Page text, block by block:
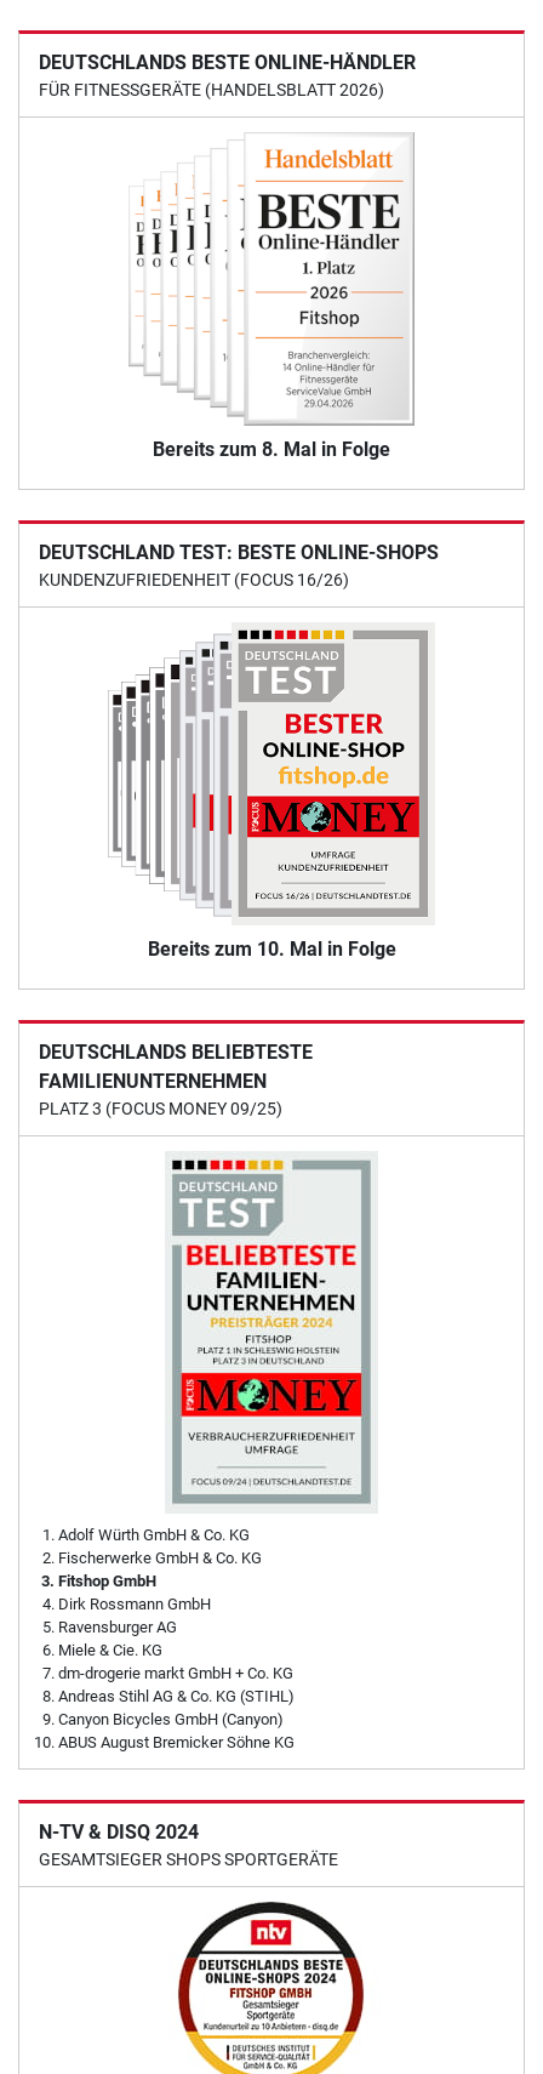
DEUTSCHLANDS BESTE ONLINE-HÄNDLER
FÜR FITNESSGERÄTE (HANDELSBLATT 2026)
Bereits zum 8. Mal in Folge
DEUTSCHLAND TEST: BESTE ONLINE-SHOPS
KUNDENZUFRIEDENHEIT (FOCUS 16/26)
Bereits zum 10. Mal in Folge
DEUTSCHLANDS BELIEBTESTE
FAMILIENUNTERNEHMEN
PLATZ 3 (FOCUS MONEY 09/25)
Adolf Würth GmbH & Co. KG
Fischerwerke GmbH & Co. KG
Fitshop GmbH
Dirk Rossmann GmbH
Ravensburger AG
Miele & Cie. KG
dm-drogerie markt GmbH + Co. KG
Andreas Stihl AG & Co. KG (STIHL)
Canyon Bicycles GmbH (Canyon)
ABUS August Bremicker Söhne KG
N-TV & DISQ 2024
GESAMTSIEGER SHOPS SPORTGERÄTE